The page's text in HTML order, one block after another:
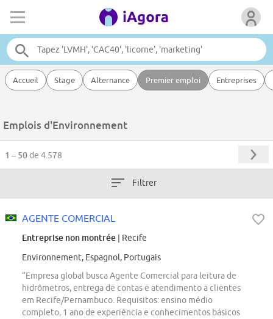
Accueil Stage Alternance Premier emploi Entreprises
Emplois d'Environnement
1 – 50de 4.578
Filtrer
AGENTE COMERCIAL
Entreprise non montrée | Recife
Environnement, Espagnol, Portugais
“Empresa global busca Agente Comercial para leitura de
hidrômetros, entrega de contas e atendimento a clientes
em Recife/Pernambuco. Requisitos: ensino médio
completo, 1 ano de experiência e conhecimentos básicos